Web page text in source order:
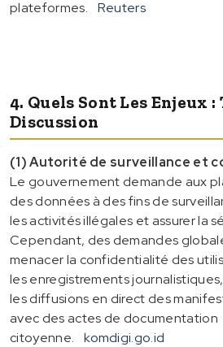
plateformes.
Reuters
4. Quels Sont Les Enjeux
Discussion
(1) Autorité de surveillance et
Le gouvernement demande aux
des données à des fins de
les activités illégales et assurer la
Cependant, des demandes
menacer la confidentialité des
les enregistrements
les diffusions en direct des
avec des actes de documentation
citoyenne.
komdigi.go.id